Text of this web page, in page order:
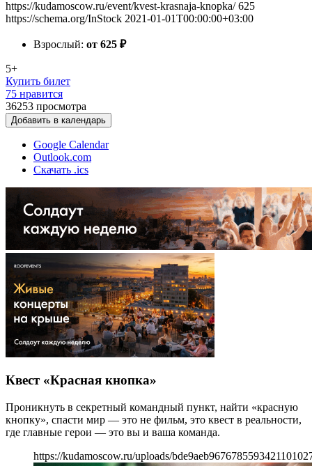
https://kudamoscow.ru/event/kvest-krasnaja-knopka/ 625
https://schema.org/InStock 2021-01-01T00:00:00+03:00
Взрослый: от 625 ₽
5+
Купить билет
75 нравится
36253 просмотра
Добавить в календарь
Google Calendar
Outlook.com
Скачать .ics
Квест «Красная кнопка»
Проникнуть в секретный командный пункт, найти «красную
кнопку», спасти мир — это не фильм, это квест в реальности,
где главные герои — это вы и ваша команда.
https://kudamoscow.ru/uploads/